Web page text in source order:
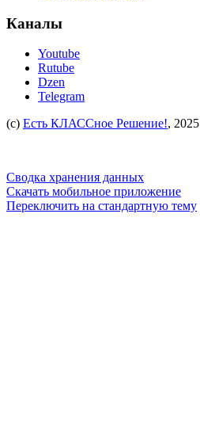
Каналы
Youtube
Rutube
Dzen
Telegram
(c) Есть КЛАССное Решение!, 2025
Сводка хранения данных
Скачать мобильное приложение
Переключить на стандартную тему